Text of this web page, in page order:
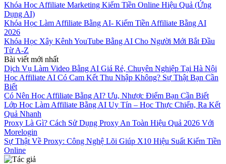
Khóa Học Affiliate Marketing Kiếm Tiền Online Hiệu Quả (Ứng
Dụng AI)
Khóa Học Làm Affiliate Bằng AI- Kiếm Tiền Affiliate Bằng AI
2026
Khóa Học Xây Kênh YouTube Bằng AI Cho Người Mới Bắt Đầu
Từ A-Z
Bài viết mới nhất
Dịch Vụ Làm Video Bằng AI Giá Rẻ, Chuyên Nghiệp Tại Hà Nội
Học Affiliate AI Có Cam Kết Thu Nhập Không? Sự Thật Bạn Cần
Biết
Có Nên Học Affiliate Bằng AI? Ưu, Nhược Điểm Bạn Cần Biết
Lớp Học Làm Affiliate Bằng AI Uy Tín – Học Thực Chiến, Ra Kết
Quả Nhanh
Proxy Là Gì? Cách Sử Dụng Proxy An Toàn Hiệu Quả 2026 Với
Morelogin
Sự Thật Về Proxy: Công Nghệ Lõi Giúp X10 Hiệu Suất Kiếm Tiền
Online